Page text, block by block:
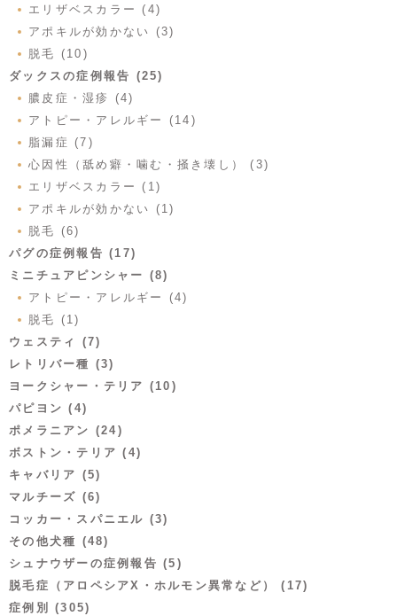
エリザベスカラー (4)
アポキルが効かない (3)
脱毛 (10)
ダックスの症例報告 (25)
膿皮症・湿疹 (4)
アトピー・アレルギー (14)
脂漏症 (7)
心因性（舐め癖・噛む・掻き壊し） (3)
エリザベスカラー (1)
アポキルが効かない (1)
脱毛 (6)
パグの症例報告 (17)
ミニチュアピンシャー (8)
アトピー・アレルギー (4)
脱毛 (1)
ウェスティ (7)
レトリバー種 (3)
ヨークシャー・テリア (10)
パピヨン (4)
ポメラニアン (24)
ボストン・テリア (4)
キャバリア (5)
マルチーズ (6)
コッカー・スパニエル (3)
その他犬種 (48)
シュナウザーの症例報告 (5)
脱毛症（アロペシアX・ホルモン異常など） (17)
症例別 (305)